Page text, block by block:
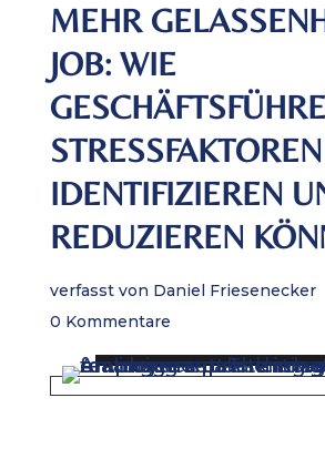
MEHR
JOB: WIE
STRESSFAKTOREN
IDENTIFIZIEREN
REDUZIEREN
verfasst von Daniel Friesenecker
0 Kommentare